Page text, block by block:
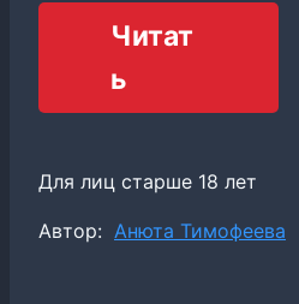
Читат
ь
Для лиц старше 18 лет
Метки
Автор: Анюта Тимофеева